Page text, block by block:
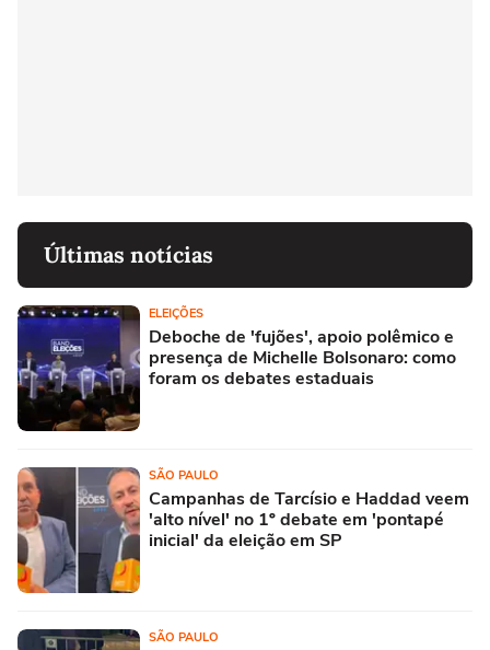
Últimas notícias
ELEIÇÕES
Deboche de 'fujões', apoio polêmico e
presença de Michelle Bolsonaro: como
foram os debates estaduais
SÃO PAULO
Campanhas de Tarcísio e Haddad veem
'alto nível' no 1º debate em 'pontapé
inicial' da eleição em SP
SÃO PAULO